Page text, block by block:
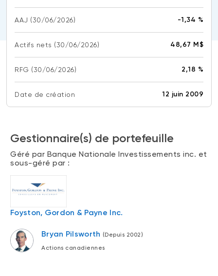
(FNB)
À propos des FNB BNI
FNB de rotation thématique BNI (NTHM)
FNB durables
SOLUTIONS DE PORTEFEUILLE
Portefeuilles Méritage
Portefeuilles durables BNI
PLACEMENTS ALTERNATIFS
Placements privés
FNB d’investissements alternatifs
liquides
TYPES DE CONTENU
Articles
Balados
Vidéos
Livres blancs
DOCUMENTS RÉGLEMENTAIRES
Prospectus
Rapports annuels
Aperçus de fonds
Vote par procuration
Relevés SPEP
d’intérêts (PDF)
CONNEXION REQUISE
Portail de formation continue
Événements
Webinaires
AAJ (30/06/2026) -1,34 %
Actifs nets (30/06/2026) 48,67 M$
RFG (30/06/2026) 2,18 %
Date de création 12 juin 2009
Gestionnaire(s) de portefeuille
Géré par Banque Nationale Investissements inc. et
sous-géré par :
Foyston, Gordon & Payne Inc.
Bryan Pilsworth (Depuis 2002)
Actions canadiennes